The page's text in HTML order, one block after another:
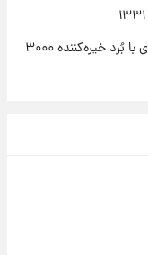
سوخو-۳۰ با مخزن سوخت ۹.۶ تنی؛ جنگنده‌ای با بُرد خیره‌کننده ۳۰۰۰